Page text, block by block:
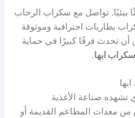
بيئيًا. تواصل مع سكراب الرحاب
بطاريات احترافية وموثوقة
تحدث فرقًا كبيرًا في حماية
سكراب ابها.
تشهده صناعة الأغذية
من معدات المطاعم القديمة أو